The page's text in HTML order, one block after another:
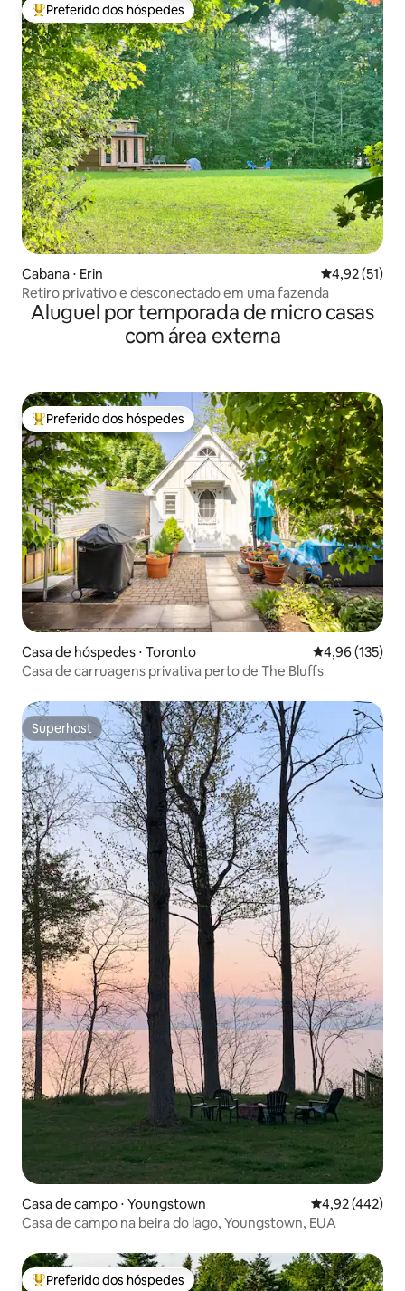
Entre os melhores preferidos dos hóspedes
Preferido dos hóspedes
Cabana ⋅ Erin 4,92 de uma
4,92 (51)
Retiro privativo e desconectado em uma fazenda
Aluguel por temporada de micro casas
com área externa
Entre os melhores preferidos dos hóspedes
Preferido dos hóspedes
Casa de hóspedes ⋅ Toronto 4,96 de uma
4,96 (135)
Casa de carruagens privativa perto de The Bluffs
Superhost
Superhost
Casa de campo ⋅ Youngstown 4,92 de uma
4,92 (442)
Casa de campo na beira do lago, Youngstown, EUA
Entre os melhores preferidos dos hóspedes
Preferido dos hóspedes